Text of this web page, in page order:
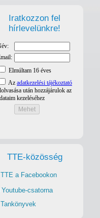
Iratkozzon fel
hírlevelünkre!
TTE-közösség
TTE a Facebookon
Youtube-csatorna
Tankönyvek